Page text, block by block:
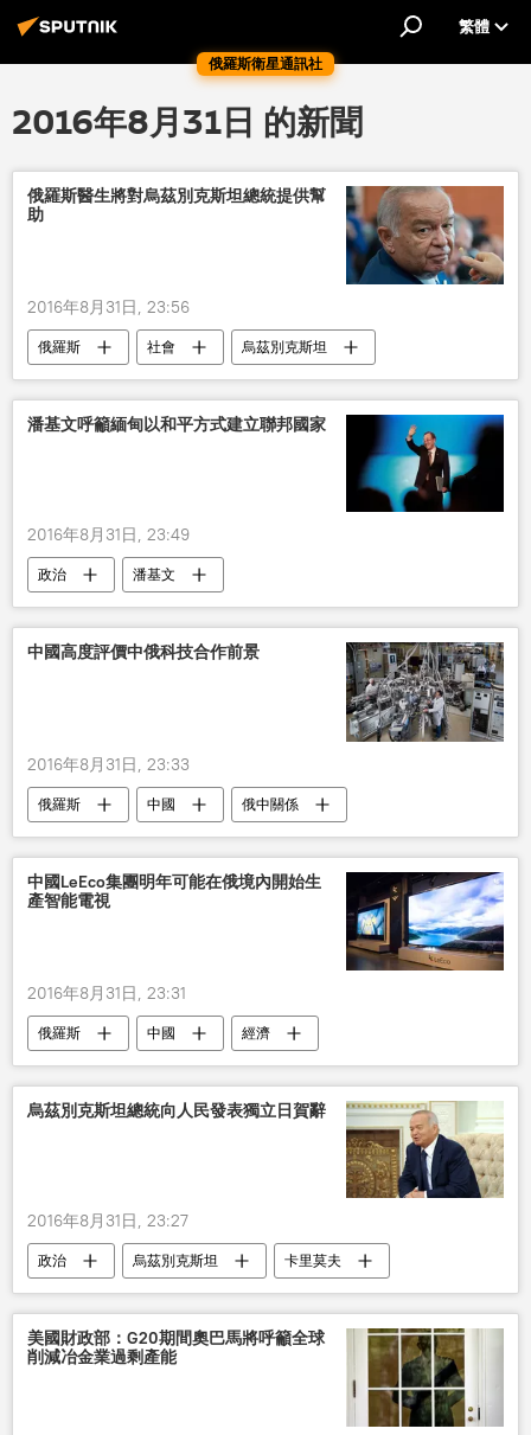
俄羅斯衛星通訊社
繁體
2016年8月31日 的新聞
俄羅斯醫生將對烏茲別克斯坦總統提供幫
助
2016年8月31日, 23:56
俄羅斯 社會
烏茲別克斯坦
卡里莫夫
幫助 醫生
潘基文呼籲緬甸以和平方式建立聯邦國家
2016年8月31日, 23:49
政治 潘基文
中國高度評價中俄科技合作前景
2016年8月31日, 23:33
俄羅斯 中國
俄中關係
經濟
科技日報 俄羅斯衛星通訊社
中國LeEco集團明年可能在俄境內開始生
產智能電視
2016年8月31日, 23:31
俄羅斯 中國 經濟
烏茲別克斯坦總統向人民發表獨立日賀辭
2016年8月31日, 23:27
政治 烏茲別克斯坦
卡里莫夫
獨立日
美國財政部：G20期間奧巴馬將呼籲全球
削減冶金業過剩產能